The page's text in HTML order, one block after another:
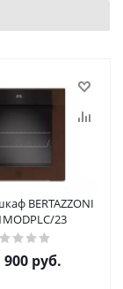
BERTAZZONI
23
900руб.